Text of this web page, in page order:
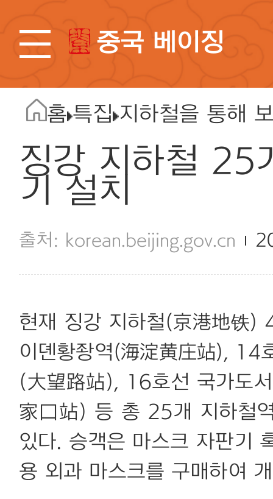
중국 베이징
홈 특집 지하철을 통해
징강 지하철 25
기 설치
korean.beijing.gov.cn
현재 징강 지하철(京港地铁)
이뎬황좡역(海淀黄庄站), 14
(大望路站), 16호선 국가도
家口站) 등 총 25개 지하철
있다. 승객은 마스크 자판기
용 외과 마스크를 구매하여